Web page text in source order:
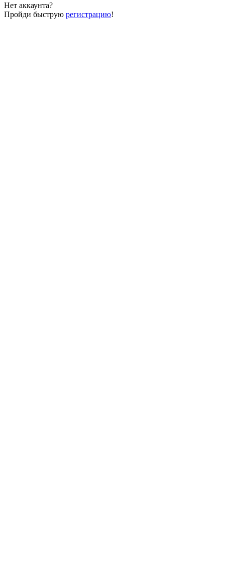
Нет аккаунта?
Пройди быструю регистрацию!